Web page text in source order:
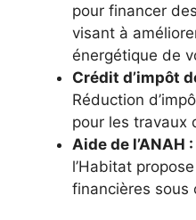
pour financer
visant à
énergétique de
Crédit d’impôt
Réduction
pour les travaux
Aide de l’ANAH :
l’Habitat
financières sous